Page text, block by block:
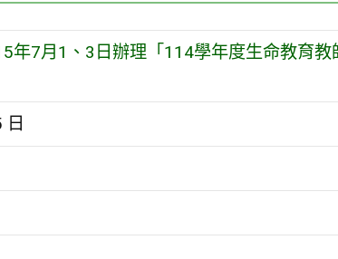
年7月1、3日辦理「114學年度生命教育教
日